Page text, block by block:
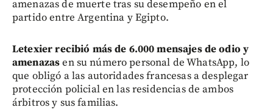
amenazas de muerte tras su desempeño en el
partido entre Argentina y Egipto.
Letexier recibió más de 6.000 mensajes de odio y
amenazasen su número personal de WhatsApp, lo
que obligó a las autoridades francesas a desplegar
protección policial en las residencias de ambos
árbitros y sus familias.